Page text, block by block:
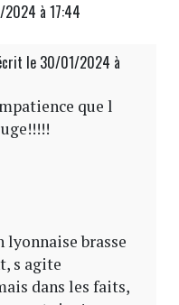
2024 à 17:44
le 30/01/2024 à
que l
brasse
s agite
dans les faits,